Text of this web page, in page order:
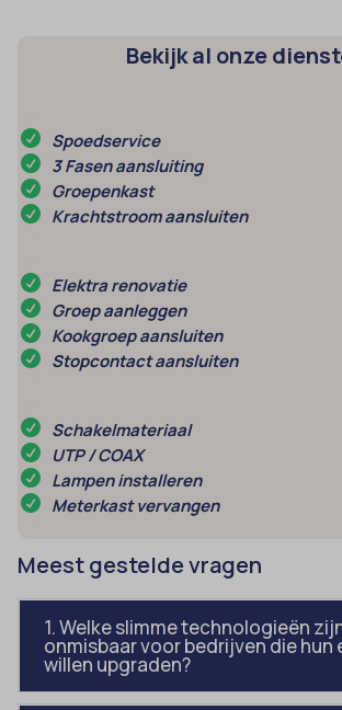
Bekijk al onze
Spoedservice
3 Fasen aansluiting
Groepenkast
Krachtstroom aansluiten
Elektra renovatie
Groep aanleggen
Kookgroep aansluiten
Stopcontact aansluiten
Schakelmateriaal
UTP / COAX
Lampen installeren
Meterkast vervangen
Meest gestelde vragen
1. Welke slimme technologieën
onmisbaar voor bedrijven die hun
willen upgraden?